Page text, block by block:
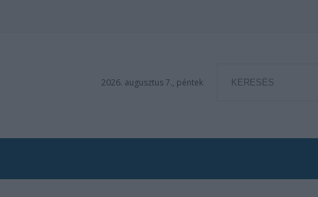
2026. augusztus 7., péntek